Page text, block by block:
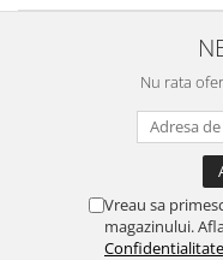
Nu rata
Vreau sa
magazinului.
Confidentialitate